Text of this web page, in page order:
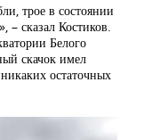
трое в состоянии
– сказал Костиков.
Белого
скачок имел
остаточных